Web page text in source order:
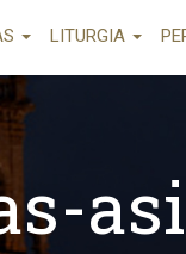
LITURGIA